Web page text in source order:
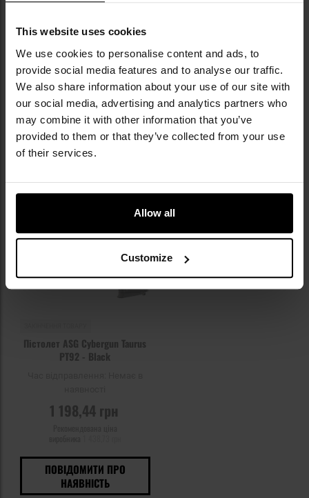
This website uses cookies
We use cookies to personalise content and ads, to
provide social media features and to analyse our traffic.
We also share information about your use of our site with
our social media, advertising and analytics partners who
may combine it with other information that you’ve
provided to them or that they’ve collected from your use
of their services.
Allow all
Customize
Пістолет GBB Beretta M9A3 FM
CO2 - чорний
Час відправлення:Немає в
9 820,14 грн
ПОВІДОМИТИ ПРО
НАЯВНІСТЬ
Час відправлення: Немає в
наявності
3 705,04 грн
ПОВІДОМИТИ ПРО
НАЯВНІСТЬ
Додати
до
списку
Пістолет ASG Cybergun Taurus
PT92 - Black
1 198,44 грн
ПОВІДОМИТИ ПРО
НАЯВНІСТЬ